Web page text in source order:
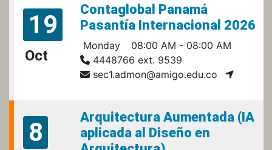
19
Oct
Contaglobal Panamá
Pasantía Internacional 2026
Monday
08:00 AM - 08:00 AM
4448766 ext. 9539
sec1.admon@amigo.edu.co
8
Arquitectura Aumentada (IA
aplicada al Diseño en